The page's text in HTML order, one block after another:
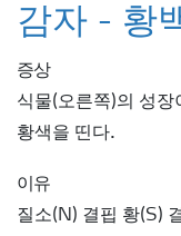
감자 - 황
증상
식물(오른쪽)의 성
황색을 띤다.
이유
질소(N) 결핍 황(S)